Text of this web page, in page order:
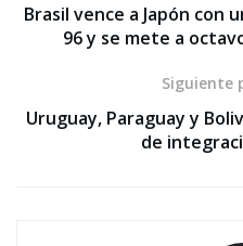
Brasil vence a Japón con
96 y se mete a
Siguiente
Uruguay, Paraguay y
de